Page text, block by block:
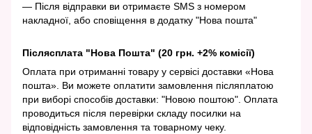
— Після відправки ви отримаєте SMS з номером
накладної, або сповіщення в додатку "Нова пошта"
Післясплата "Нова Пошта" (20 грн. +2% комісії)
Оплата при отриманні товару у сервісі доставки «Нова
пошта». Ви можете оплатити замовлення післяплатою
при виборі способів доставки: "Новою поштою". Оплата
проводиться після перевірки складу посилки на
відповідність замовлення та товарному чеку.